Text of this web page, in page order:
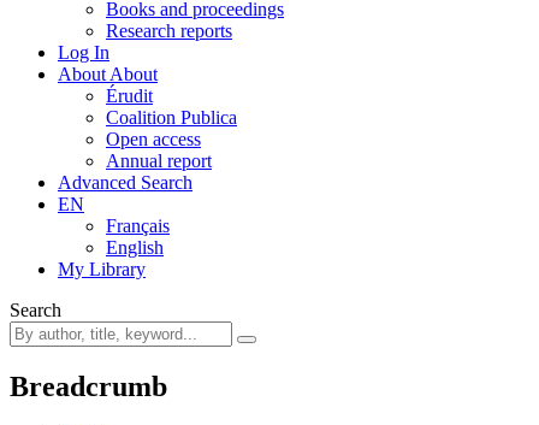
Books and proceedings
Research reports
Log In
About About
Érudit
Coalition Publica
Open access
Annual report
Advanced Search
EN
Français
English
My Library
Search
Breadcrumb